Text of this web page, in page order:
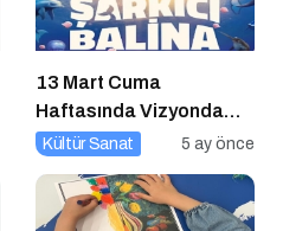
13 Mart Cuma
Haftasında Vizyonda
Hangi Filmler Var?
Kültür Sanat 5 ay önce